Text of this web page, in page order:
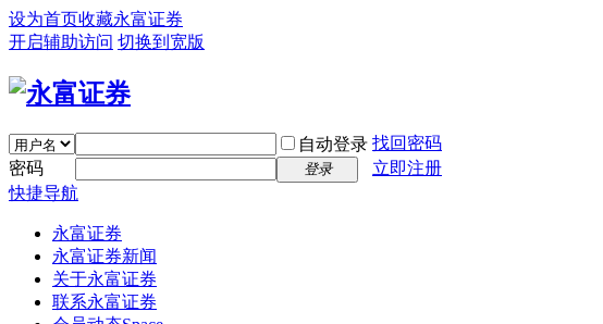
设为首页收藏永富证券
开启辅助访问 切换到宽版
自动登录 找回密码
密码
登录
立即注册
快捷导航
永富证券
永富证券新闻
关于永富证券
联系永富证券